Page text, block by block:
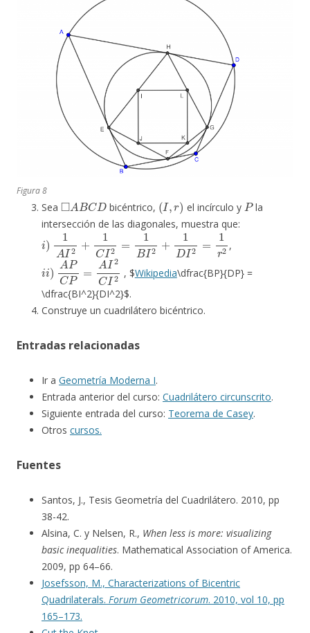
Figura 8
Sea
◻ A BCD
bicéntrico,
(I,r
el incírculo y
P
la
intersección de las diagonales, muestra que:
i) AI 2 +1 1r
,
ii) APC AI2CI
, $Wikipedia\dfrac{BP}{DP} =
\dfrac{BI^2}{DI^2}$.
Construye un cuadrilátero bicéntrico.
Entradas relacionadas
Ir a Geometría Moderna I.
Entrada anterior del curso: Cuadrilátero circunscrito.
Siguiente entrada del curso: Teorema de Casey.
Otros cursos.
Fuentes
Santos, J., Tesis Geometría del Cuadrilátero. 2010, pp
38-42.
Alsina, C. y Nelsen, R., When less is more: visualizing
basic inequalities. Mathematical Association of America.
2009, pp 64–66.
Josefsson, M., Characterizations of Bicentric
Quadrilaterals. Forum Geometricorum. 2010, vol 10, pp
165–173.